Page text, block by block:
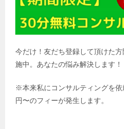
今だけ！友だち登録して頂けた
施中。あなたの悩み解決します！
※本来私にコンサルティングを
円〜のフィーが発生します。